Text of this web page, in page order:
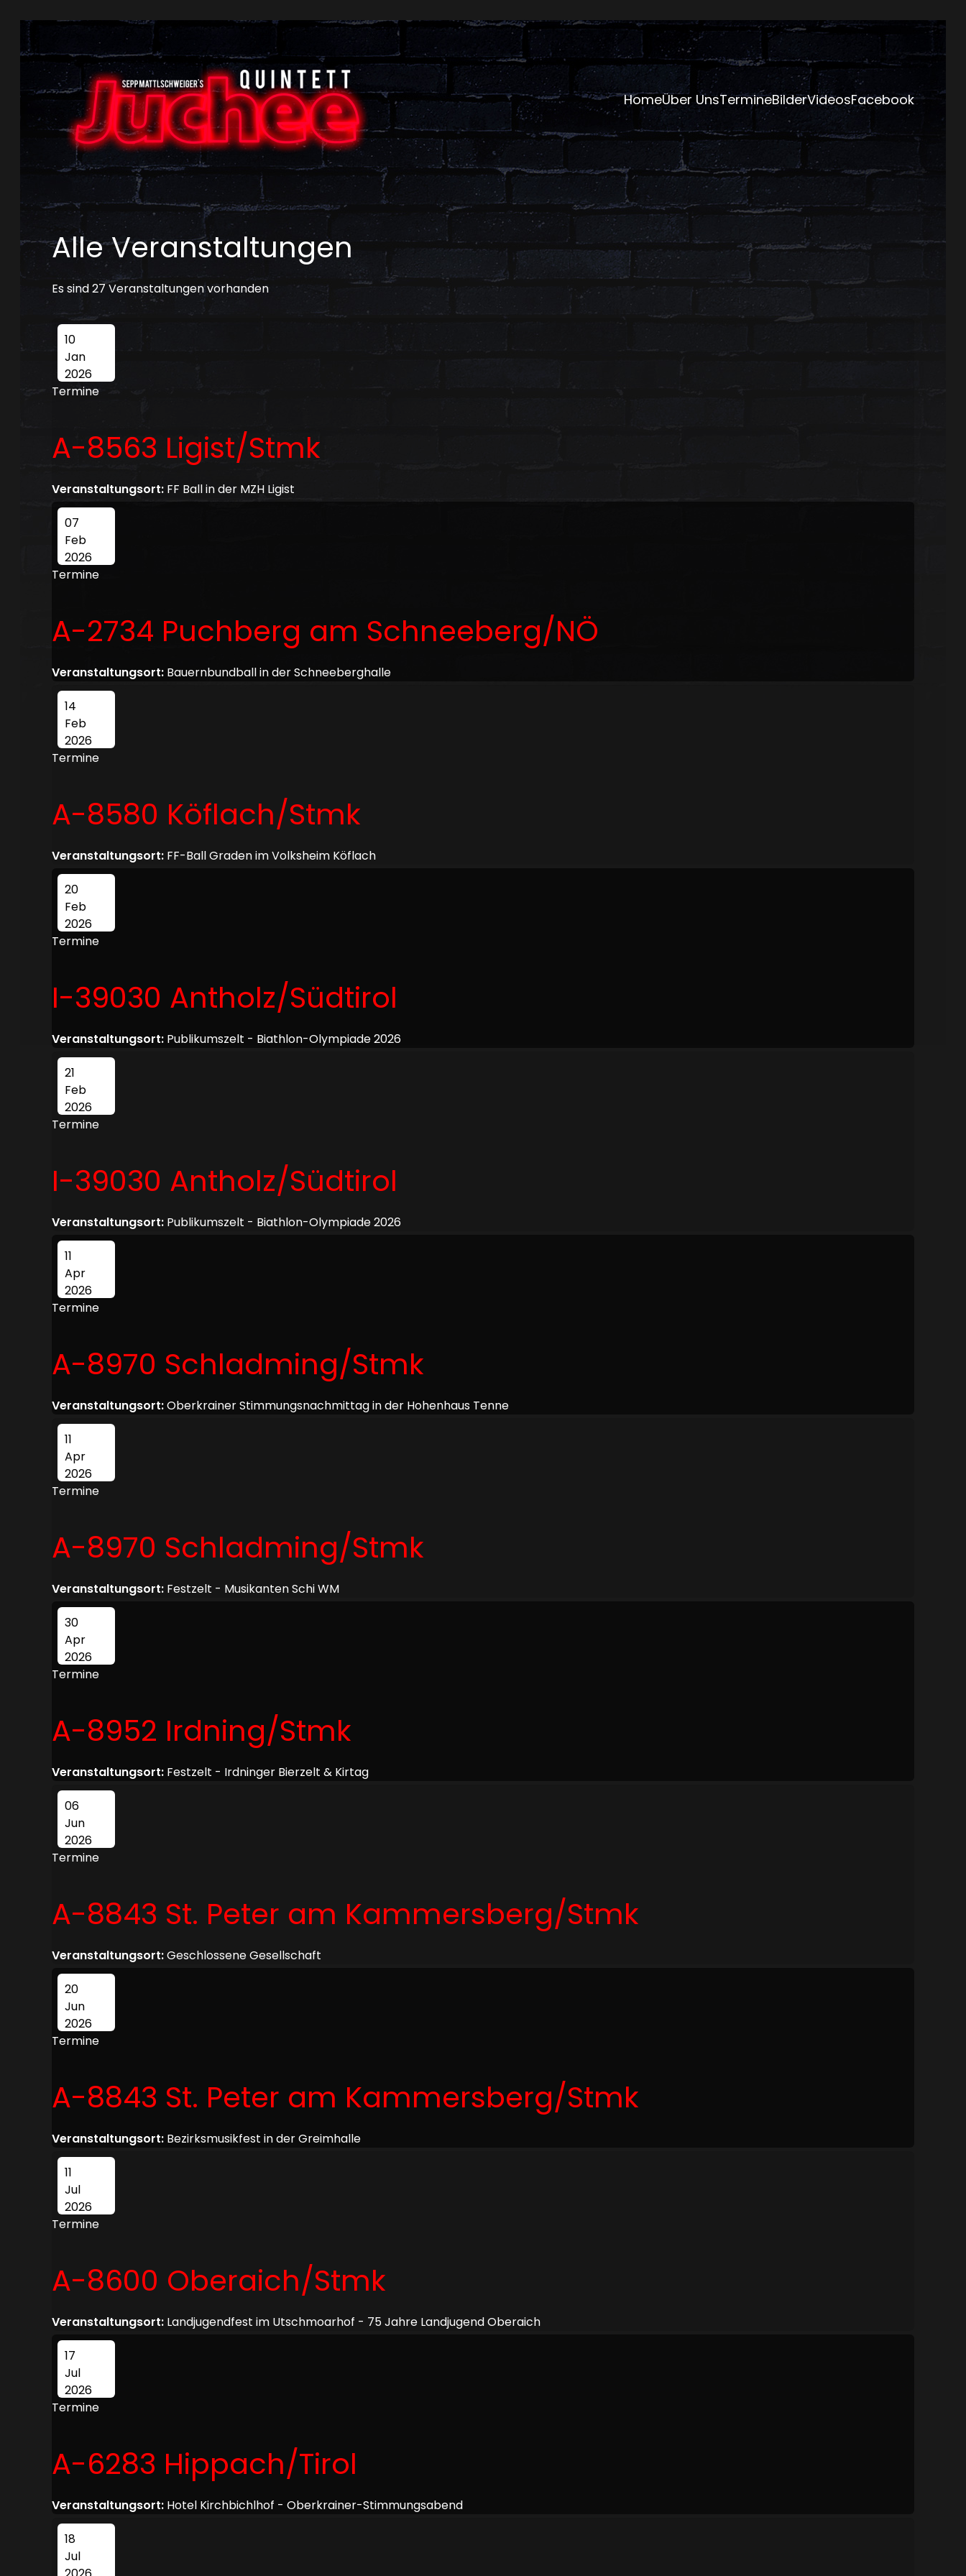
HomeÜber UnsTermineBilderVideosFacebook
Alle Veranstaltungen
Es sind 27 Veranstaltungen vorhanden
10
Jan
2026
Termine
A-8563 Ligist/Stmk
Veranstaltungsort: FF Ball in der MZH Ligist
07
Feb
2026
Termine
A-2734 Puchberg am Schneeberg/NÖ
Veranstaltungsort: Bauernbundball in der Schneeberghalle
14
Feb
2026
Termine
A-8580 Köflach/Stmk
Veranstaltungsort: FF-Ball Graden im Volksheim Köflach
20
Feb
2026
Termine
I-39030 Antholz/Südtirol
Veranstaltungsort: Publikumszelt - Biathlon-Olympiade 2026
21
Feb
2026
Termine
I-39030 Antholz/Südtirol
Veranstaltungsort: Publikumszelt - Biathlon-Olympiade 2026
11
Apr
2026
Termine
A-8970 Schladming/Stmk
Veranstaltungsort:Oberkrainer Stimmungsnachmittag in der Hohenhaus Tenne
11
Apr
2026
Termine
A-8970 Schladming/Stmk
Veranstaltungsort: Festzelt - Musikanten Schi WM
30
Apr
2026
Termine
A-8952 Irdning/Stmk
Veranstaltungsort: Festzelt - Irdninger Bierzelt & Kirtag
06
Jun
2026
Termine
A-8843 St. Peter am Kammersberg/Stmk
Veranstaltungsort:Geschlossene Gesellschaft
20
Jun
2026
Termine
A-8843 St. Peter am Kammersberg/Stmk
Veranstaltungsort: Bezirksmusikfest in der Greimhalle
11
Jul
2026
Termine
A-8600 Oberaich/Stmk
Veranstaltungsort: Landjugendfest im Utschmoarhof - 75 Jahre Landjugend Oberaich
17
Jul
2026
Termine
A-6283 Hippach/Tirol
Veranstaltungsort: Hotel Kirchbichlhof - Oberkrainer-Stimmungsabend
18
Jul